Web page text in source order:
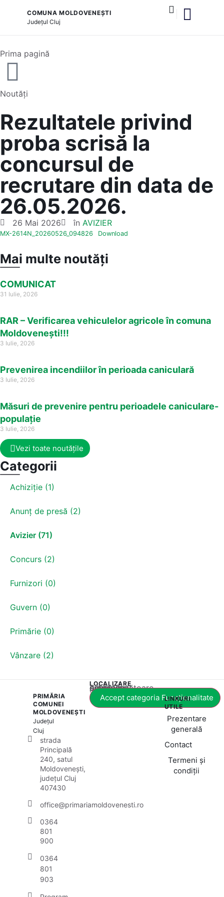
COMUNA MOLDOVENEȘTI
JudețulCluj
Prima pagină
Noutăți
Rezultatele privind
proba scrisă la
concursul de
recrutare din data de
26.05.2026.
26 Mai 2026 în AVIZIER
MX-2614N_20260526_094826 Download
Mai multe noutăți
COMUNICAT
31 Iulie, 2026
RAR – Verificarea vehiculelor agricole în comuna
Moldovenești!!!
3 Iulie, 2026
Prevenirea incendiilor în perioada caniculară
3 Iulie, 2026
Măsuri de prevenire pentru perioadele caniculare-
populație
3 Iulie, 2026
Vezi toate noutățile
Categorii
Achiziție (1)
Anunț de presă (2)
Avizier (71)
Concurs (2)
Furnizori (0)
Guvern (0)
Primărie (0)
Vânzare (2)
PRIMĂRIA
COMUNEI
MOLDOVENEȘTI
Județul
Cluj
strada
Principală
240, satul
Moldovenești,
județul Cluj
407430
office@primariamoldovenesti.ro
0364
801
900
0364
801
903
LOCALIZARE
Acest conținut este blocat până când acceptați categoria corespunzătoare de cookie-uri.
Accept categoria Funcționalitate
LINKURI
UTILE
Prezentare
generală
Contact
Termeni și
condiții